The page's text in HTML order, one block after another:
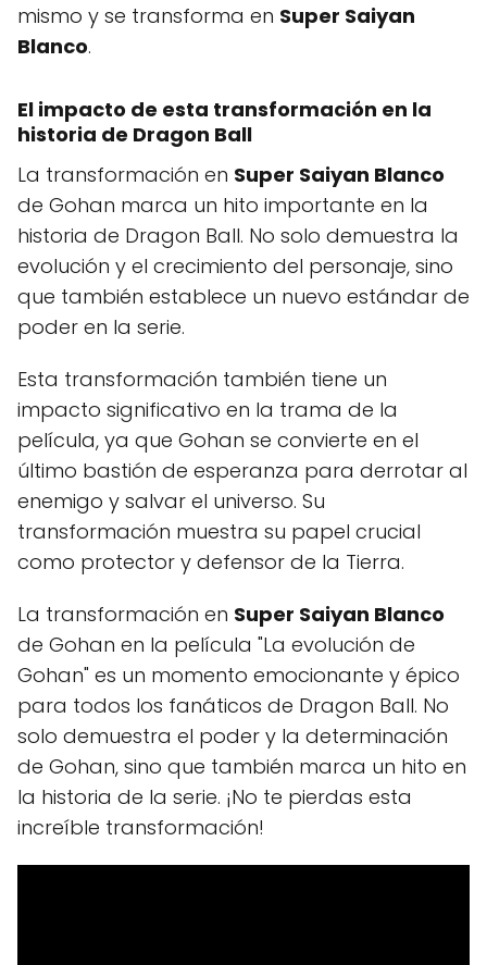
mismo y se transforma en Super Saiyan
Blanco.
El impacto de esta transformación en la
historia de Dragon Ball
La transformación en Super Saiyan Blanco
de Gohan marca un hito importante en la
historia de Dragon Ball. No solo demuestra la
evolución y el crecimiento del personaje, sino
que también establece un nuevo estándar de
poder en la serie.
Esta transformación también tiene un
impacto significativo en la trama de la
película, ya que Gohan se convierte en el
último bastión de esperanza para derrotar al
enemigo y salvar el universo. Su
transformación muestra su papel crucial
como protector y defensor de la Tierra.
La transformación en Super Saiyan Blanco
de Gohan en la película "La evolución de
Gohan" es un momento emocionante y épico
para todos los fanáticos de Dragon Ball. No
solo demuestra el poder y la determinación
de Gohan, sino que también marca un hito en
la historia de la serie. ¡No te pierdas esta
increíble transformación!